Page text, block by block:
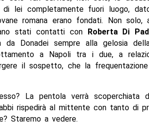
di lei completamente fuori luogo,
romana erano fondati. Non
stati contatti con
Roberta Di
da Donadei sempre alla gelosia
a Napoli tra i due, a
il sospetto, che la
La pentola verrà scoperchiata
rispedirà al mittente con tanto di
Staremo a vedere.